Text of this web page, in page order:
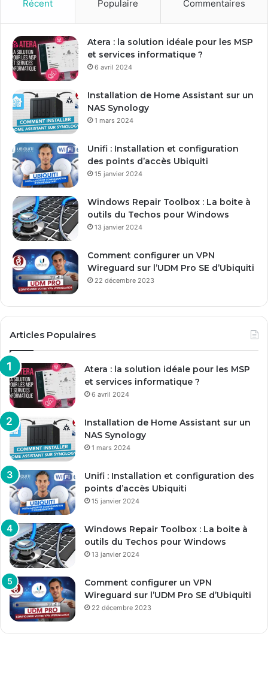
r
e
a
d
s
e
m
a
Récent Populaire Commentaires
Atera : la solution idéale pour les MSP
et services informatique ?
6 avril 2024
Installation de Home Assistant sur un
NAS Synology
1 mars 2024
Unifi : Installation et configuration
des points d’accès Ubiquiti
15 janvier 2024
Windows Repair Toolbox : La boite à
outils du Techos pour Windows
13 janvier 2024
Comment configurer un VPN
Wireguard sur l’UDM Pro SE d’Ubiquiti
22 décembre 2023
Articles Populaires
Atera : la solution idéale pour les MSP
et services informatique ?
6 avril 2024
Installation de Home Assistant sur un
NAS Synology
1 mars 2024
Unifi : Installation et configuration des
points d’accès Ubiquiti
15 janvier 2024
Windows Repair Toolbox : La boite à
outils du Techos pour Windows
13 janvier 2024
Comment configurer un VPN
Wireguard sur l’UDM Pro SE d’Ubiquiti
22 décembre 2023